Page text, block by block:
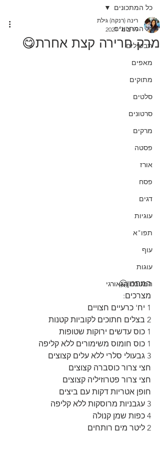
כל המתכונים
תבשילים
מאפים
מתוקים
סלטים
סרטונים
מרקים
פסטה
אורז
פסח
דגים
עוגיות
תפו"א
עוף
עוגות
המטבח הגאורגי
כל המתכונים
מרק חרירה קצת אחרת😋
רינה (רנקה) גילת
19 בינו׳ 2021
המתכון🤗
מצרכים:
1 יח' כרעיים חצויים
2 בצלים חתוכים לקוביות קטנות
1 כוס עדשים ירוקות שטופות
1 כוס חומוס משימורים ללא קליפה
3 גבעולי סלרי ללא עלים קצוצים
חצי צרור כוסברה קצוצים
חצי צרור פטרוזיליה קצוצים
חופן אטריות דקות עם ביצים
3 עגבניות מרוסקות ללא קליפה
4 כפות שמן קנולה
2 ליטר מים רותחים